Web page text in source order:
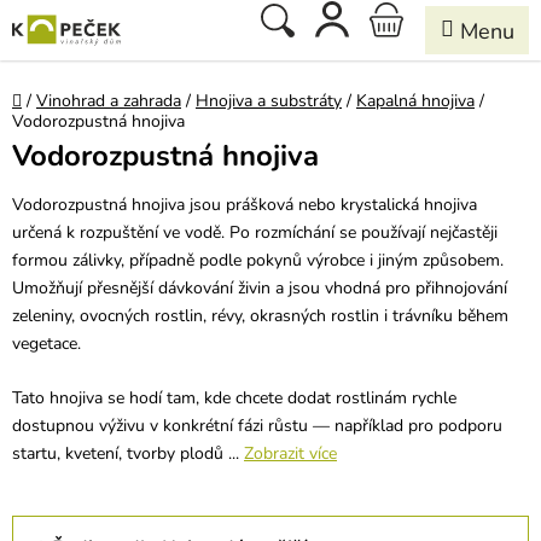
na
obsah
Hledat
NÁKUPNÍ
KOŠÍK
Domů
/ Vinohrad a zahrada / Hnojiva a substráty / Kapalná hnojiva /
Vodorozpustná hnojiva
Vodorozpustná hnojiva
Vodorozpustná hnojiva jsou prášková nebo krystalická hnojiva
určená k rozpuštění ve vodě. Po rozmíchání se používají nejčastěji
formou zálivky, případně podle pokynů výrobce i jiným způsobem.
Umožňují přesnější dávkování živin a jsou vhodná pro přihnojování
zeleniny, ovocných rostlin, révy, okrasných rostlin i trávníku během
vegetace.
Tato hnojiva se hodí tam, kde chcete dodat rostlinám rychle
dostupnou výživu v konkrétní fázi růstu — například pro podporu
startu, kvetení, tvorby plodů ... Zobrazit více
Ř